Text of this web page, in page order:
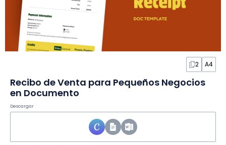
2 A4
Recibo de Venta para Pequeños Negocios
en Documento
Descargar